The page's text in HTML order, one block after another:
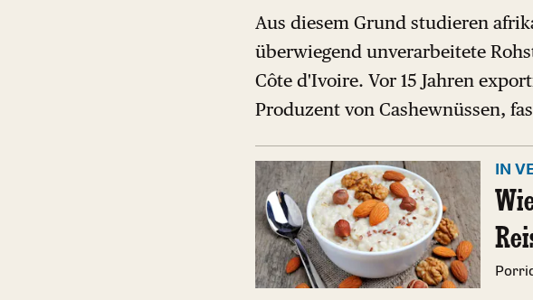
Aus diesem Grund studieren
überwiegend unverarbeitete
Côte d'Ivoire. Vor 15 Jahren
Produzent von Cashewnüssen,
IN